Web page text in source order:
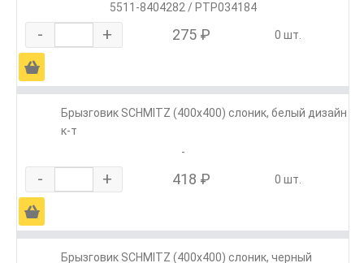
5511-8404282 / РТР034184
- + 275 ₽ 0 шт.
Ä
Брызговик SCHMITZ (400х400) слоник, белый дизайн
к-т
-
- + 418 ₽ 0 шт.
Ä
Брызговик SCHMITZ (400х400) слоник, черный